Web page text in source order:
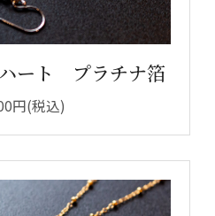
ート プラチナ箔
円(税込)